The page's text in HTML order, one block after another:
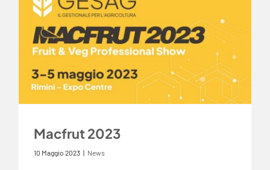
Macfrut 2023
10 Maggio 2023 | News